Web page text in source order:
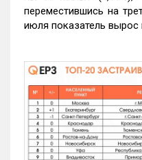
переместившись на
июля показатель вырос